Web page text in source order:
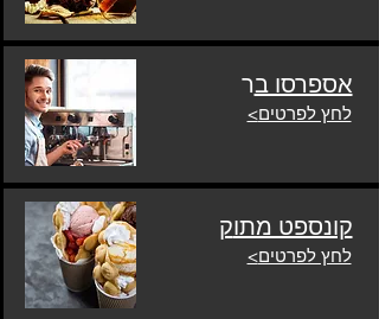
לחץ לפרטים>
אספרסו בר
לחץ לפרטים>
קונספט מתוק